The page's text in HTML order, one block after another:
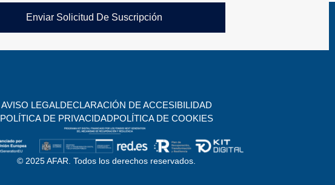
Enviar Solicitud De Suscripción
AVISO LEGALDECLARACIÓN DE ACCESIBILIDAD
POLÍTICA DE PRIVACIDADPOLÍTICA DE COOKIES
© 2025 AFAR. Todos los derechos reservados.